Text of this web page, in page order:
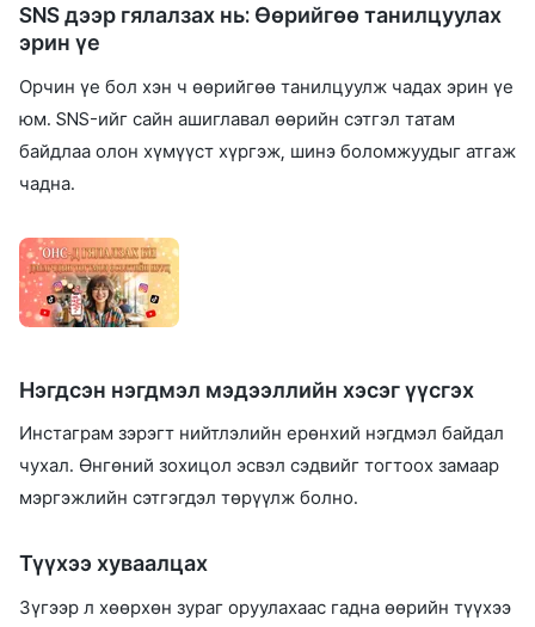
SNS дээр гялалзах нь: Өөрийгөө танилцуулах
эрин үе
Орчин үе бол хэн ч өөрийгөө танилцуулж чадах эрин үе
юм. SNS-ийг сайн ашиглавал өөрийн сэтгэл татам
байдлаа олон хүмүүст хүргэж, шинэ боломжуудыг атгаж
чадна.
Нэгдсэн нэгдмэл мэдээллийн хэсэг үүсгэх
Инстаграм зэрэгт нийтлэлийн ерөнхий нэгдмэл байдал
чухал. Өнгөний зохицол эсвэл сэдвийг тогтоох замаар
мэргэжлийн сэтгэгдэл төрүүлж болно.
Түүхээ хуваалцах
Зүгээр л хөөрхөн зураг оруулахаас гадна өөрийн түүхээ